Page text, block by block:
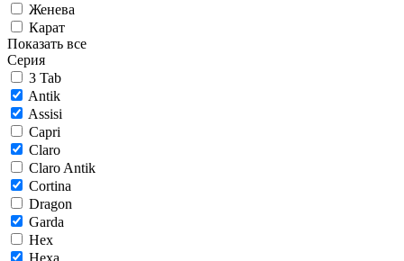
Женева
Карат
Показать все
Серия
3 Tab
Antik
Assisi
Capri
Claro
Claro Antik
Cortina
Dragon
Garda
Hex
Hexa